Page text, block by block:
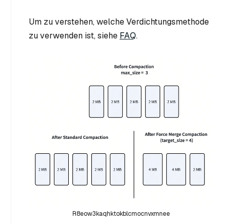
Um zu verstehen, welche Verdichtungsmethode
zu verwenden ist, siehe FAQ.
R8eow3kaqhktokblcmocnvxmnee